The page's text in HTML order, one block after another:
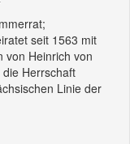
seit 1563 mit
von Heinrich von
Herrschaft
Linie der